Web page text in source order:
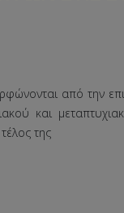
από την
και
της